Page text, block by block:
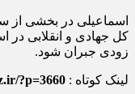
اسماعیلی در بخشی از
کل جهادی و انقلابی در
زودی جبران شود.
لینک کوتاه : ?p=3660